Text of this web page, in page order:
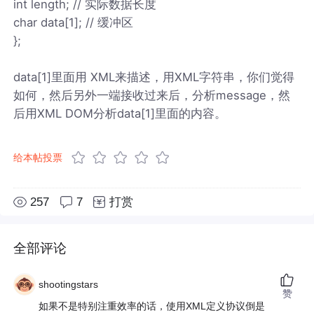
int length; // 实际数据长度
char data[1]; // 缓冲区
};
data[1]里面用 XML来描述，用XML字符串，你们觉得
如何，然后另外一端接收过来后，分析message，然
后用XML DOM分析data[1]里面的内容。
给本帖投票
257 7 打赏
全部评论
shootingstars
如果不是特别注重效率的话，使用XML定义协议倒是
赞